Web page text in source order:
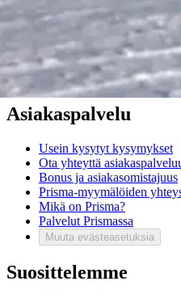
Tietosuojakäytäntö
Vastuullisuus
Sivukartta
Mitä pidät Prisma.fi-
Asiakaspalvelu
Usein kysytyt kysymykset
Ota yhteyttä
Bonus ja asiakasomistajuus
Prisma-myymälöiden
Mikä on Prisma?
Palvelut Prismassa
Muuta evästeasetuksia
Suosittelemme